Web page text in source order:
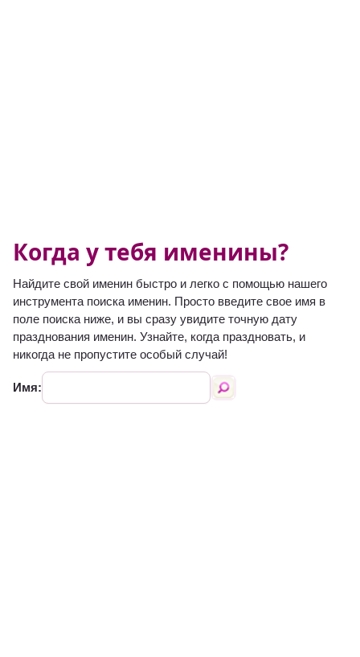
Когда у тебя именины?
Найдите свой именин быстро и легко с помощью нашего
инструмента поиска именин. Просто введите свое имя в
поле поиска ниже, и вы сразу увидите точную дату
празднования именин. Узнайте, когда праздновать, и
никогда не пропустите особый случай!
Имя: